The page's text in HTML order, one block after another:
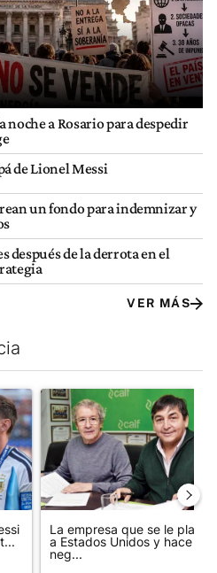
a Rosario para despedir
de Lionel Messi
un fondo para indemnizar y
después de la derrota en el
VER MÁS
con más comentarios en los
el título "Milei despidió a Jorge
Un artículo de tendencia con
La empresa que se le plantó
a Estados Unidos y hace
neg...